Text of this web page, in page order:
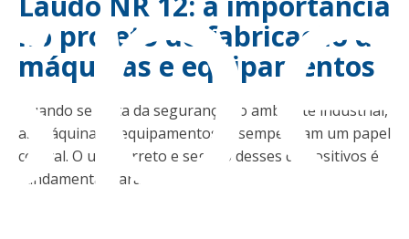
no projeto de fabricação de
máquinas e equipamentos
Quando se trata da segurança no ambiente industrial,
as máquinas e equipamentos desempenham um papel
central. O uso correto e seguro desses dispositivos é
fundamental para evitar ...